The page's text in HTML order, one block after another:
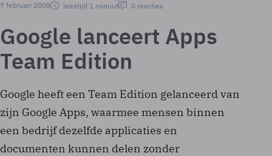
7 februari 2008
leestijd 1 minuut 0 reacties
Google lanceert Apps
Team Edition
Google heeft een Team Edition gelanceerd van
zijn Google Apps, waarmee mensen binnen
een bedrijf dezelfde applicaties en
documenten kunnen delen zonder